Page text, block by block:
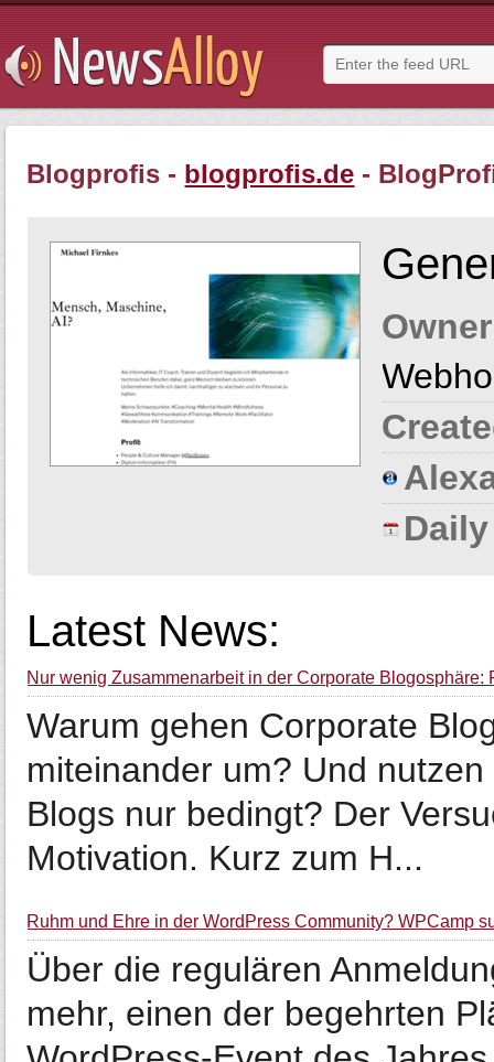
Blogprofis - blogprofis.de -
Latest News:
Nur wenig Zusammenarbeit in der Corporate
Warum gehen Corporate
miteinander um? Und
Blogs nur bedingt? Der
Motivation. Kurz zum H...
Ruhm und Ehre in der WordPress Community? WPCamp
Über die regulären
mehr, einen der begehrten